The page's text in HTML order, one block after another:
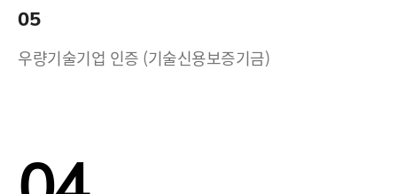
05
우량기술기업 인증 (기술신용보증기금)